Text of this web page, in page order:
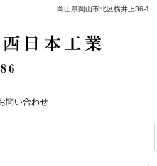
岡山県岡山市北区横井上36-1
問い合わせ